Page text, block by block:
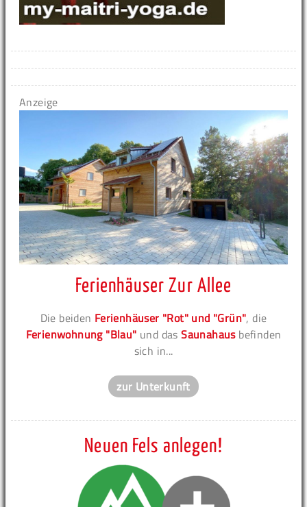
Anzeige
Ferienhäuser Zur Allee
Die beiden Ferienhäuser "Rot" und "Grün", die
Ferienwohnung "Blau" und dasSaunahausbefinden
sich in...
zur Unterkunft
Neuen Fels anlegen!